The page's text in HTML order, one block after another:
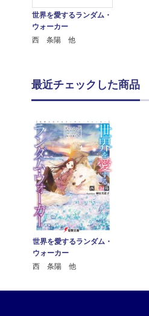
世界を愛するランダム・
ウォーカー
西 条陽 他
最近チェックした商品
世界を愛するランダム・
ウォーカー
西 条陽 他